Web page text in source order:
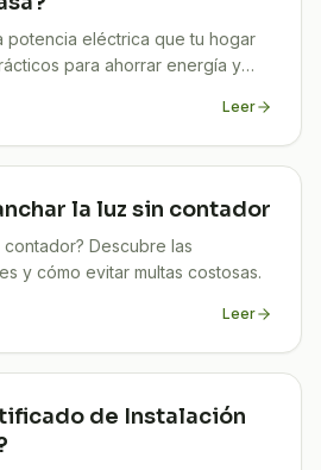
potencia eléctrica que tu hogar
para ahorrar energía y
Leer
la luz sin contador
contador? Descubre las
y cómo evitar multas costosas.
Leer
de Instalación